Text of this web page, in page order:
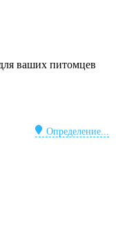
ваших питомцев
Определение...